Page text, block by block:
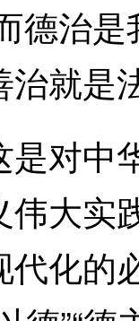
德治
治就是
对中
伟大实
代化的